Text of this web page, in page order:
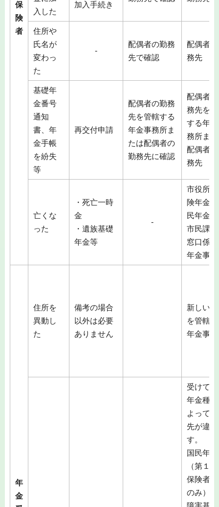
保
険
者
入した
加入手続き
住所や
氏名が
変わっ
た
-
配偶者の勤務
先で確認
配偶者
務先
基礎年
金番号
通知
書、年
金手帳
を紛失
等
再交付申請
配偶者の勤務
先を管轄する
年金事務所ま
たは配偶者の
勤務先に確認
配偶者
務先を
する年
務所ま
配偶者
務先
亡くな
った
・死亡一時
金
・遺族基礎
年金等
-
市役所
険年金
民年金
市民課
窓口係
年金事
年
金
住所を
異動し
た
備考の場合
以外は必要
ありません
新しい
を管轄
年金事
受けて
年金種
よって
先が違
す。
国民年金
（第１
保険者
のみ）